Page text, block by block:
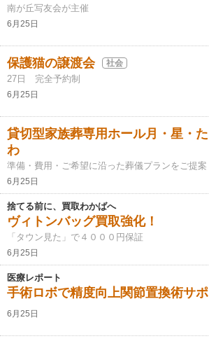
南が丘写友会が主催
6月25日
保護猫の譲渡会 社会
27日 完全予約制
6月25日
貸切型家族葬専用ホール月・星・
わ
準備・費用・ご希望に沿った葬儀プランをご提案
6月25日
捨てる前に、買取わかばへ
ヴィトンバッグ買取強化！
「タウン見た」で４０００円保証
6月25日
医療レポート
手術ロボで精度向上関節置換術サ
6月25日